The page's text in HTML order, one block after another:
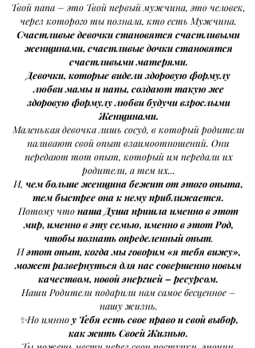
Твой папа – это Твой первый мужчина, это человек,
через которого ты познала, кто есть Мужчина.
Счастливые девочки становятся счастливыми
женщинами, счастливые дочки становятся
счастливыми матерями.
Девочки, которые видели здоровую формулу
любви мамы и папы, создают такую же
здоровую формулу любви будучи взрослыми
Женщинами.
Маленькая девочка лишь сосуд, в который родители
наливают свой опыт взаимоотношений. Они
передают тот опыт, который им передали их
родители, а тем их...
И, чем больше женщина бежит от этого опыта,
тем быстрее она к нему приближается.
Потому чтонаша Душа пришла именно в этот
мир, именно в эту семью, именно в этот Род,
чтобы познать определенный опыт.
Иэтот опыт, когда мы говорим «я тебя вижу»,
может развернуться для нас совершенно новым
качеством, новой энергией – ресурсом.
Наши Родители подарили нам самое бесценное –
нашу жизнь.
✨Но имнноу Тебя есть свое право и свой выбор,
как жить Своей Жизнью.